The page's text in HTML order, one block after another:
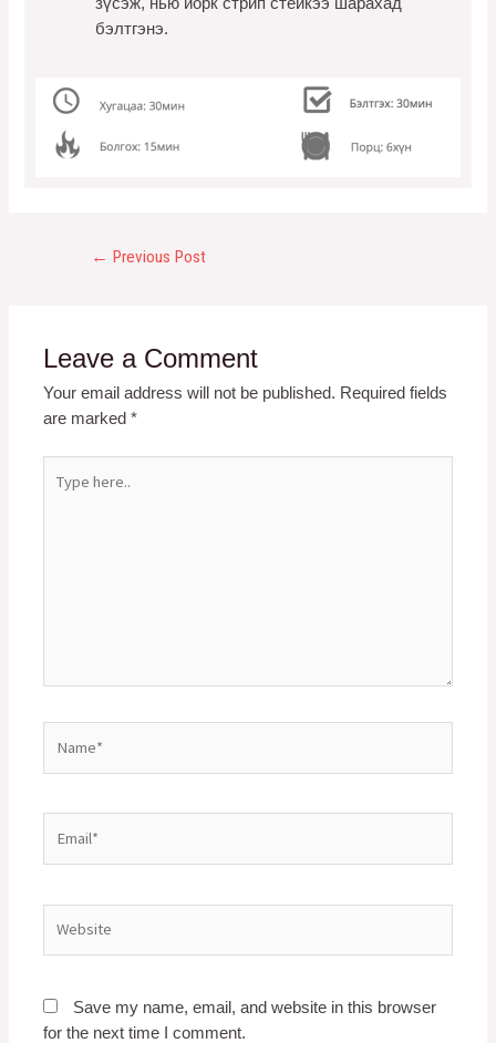
зүсэж, нью йорк стрип стейкээ шарахад
бэлтгэнэ.
← Previous Post
Leave a Comment
Your email address will not be published. Required fields
are marked*
Save my name, email, and website in this browser
for the next time I comment.